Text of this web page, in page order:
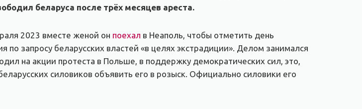
беларуса после трёх месяцев ареста.
2023 вместе женой он поехал в Неаполь, чтобы отметить день
запросу беларусских властей «в целях экстрадиции». Делом занимался
на акции протеста в Польше, в поддержку демократических сил, это,
силовиков объявить его в розыск. Официально силовики его